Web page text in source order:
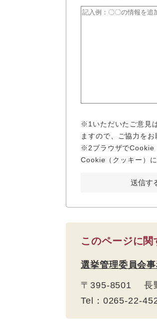
※1いただいたご意見
ますので、ご協力をお
※2ブラウザでCookie
Cookie（クッキー）
このページに
選挙管理委員会
〒395-8501 長
Tel：0265-22-